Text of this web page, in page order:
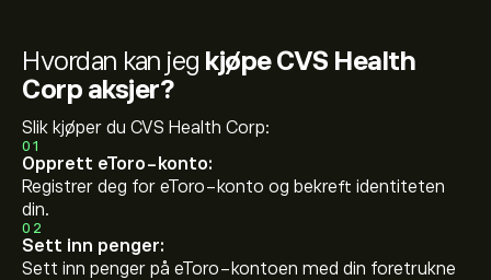
Hvordan kan jeg kjøpe CVS Health
Corp aksjer?
Slik kjøper du CVS Health Corp:
01
Opprett eToro-konto:
Registrer deg for eToro-konto og bekreft identiteten
din.
02
Sett inn penger:
Sett inn penger på eToro-kontoen med din foretrukne